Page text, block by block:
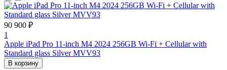
90 900 ₽
1
Apple iPad Pro 11-inch M4 2024 256GB Wi-Fi + Cellular with
Standard glass Silver MVV93
В корзину